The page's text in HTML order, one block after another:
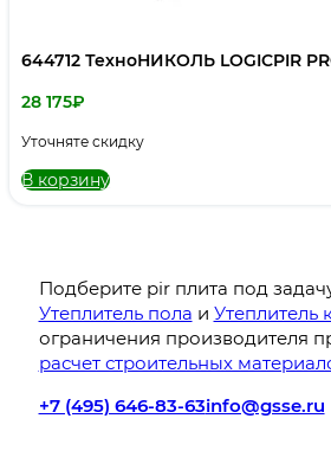
644712 ТехноНИКОЛЬ LOGICPIR
28 175₽
Уточняте скидку
В корзину
Подберите pir плита под
Утеплитель пола и Утеплитель
ограничения производителя
расчет строительных
+7 (495) 646-83-63info@gsse.ru